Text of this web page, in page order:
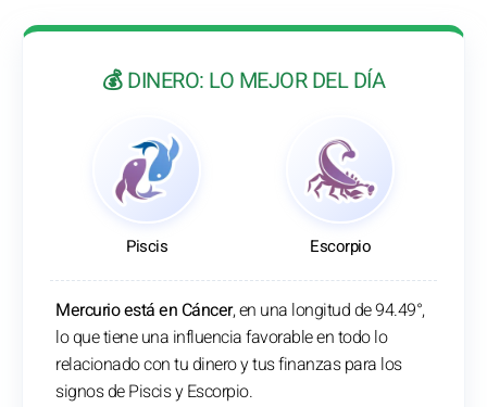
💰 DINERO: LO MEJOR DEL DÍA
Piscis Escorpio
Mercurio está en Cáncer, en una longitud de 94.49°,
lo que tiene una influencia favorable en todo lo
relacionado con tu dinero y tus finanzas para los
signos de Piscis y Escorpio.